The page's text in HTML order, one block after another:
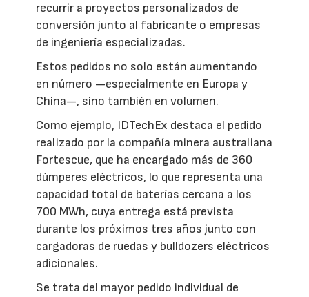
recurrir a proyectos personalizados de
conversión junto al fabricante o empresas
de ingeniería especializadas.
Estos pedidos no solo están aumentando
en número —especialmente en Europa y
China—, sino también en volumen.
Como ejemplo, IDTechEx destaca el pedido
realizado por la compañía minera australiana
Fortescue, que ha encargado más de 360
dúmperes eléctricos, lo que representa una
capacidad total de baterías cercana a los
700 MWh, cuya entrega está prevista
durante los próximos tres años junto con
cargadoras de ruedas y bulldozers eléctricos
adicionales.
Se trata del mayor pedido individual de